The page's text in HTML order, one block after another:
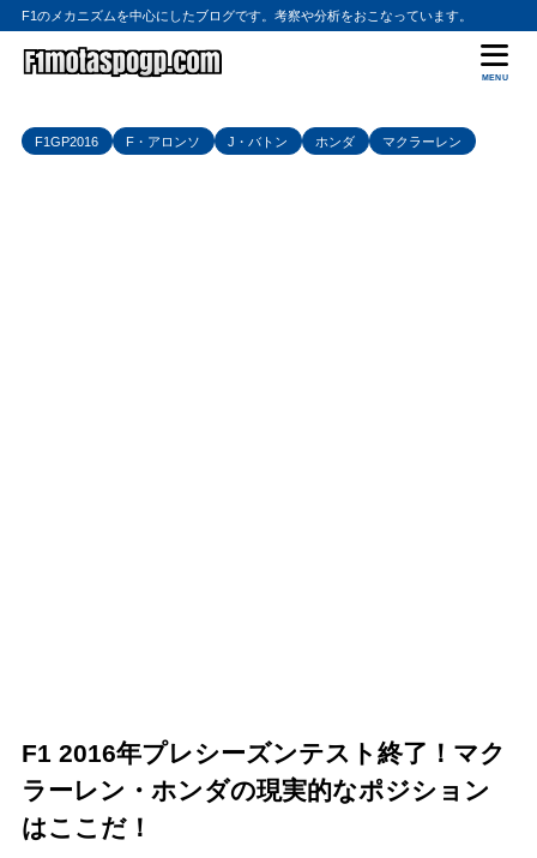
F1のメカニズムを中心にしたブログです。考察や分析をおこなっています。
MENU
F1GP2016 F・アロンソ J・バトン ホンダ マクラーレン
F1 2016年プレシーズンテスト終了！マク
ラーレン・ホンダの現実的なポジション
はここだ！